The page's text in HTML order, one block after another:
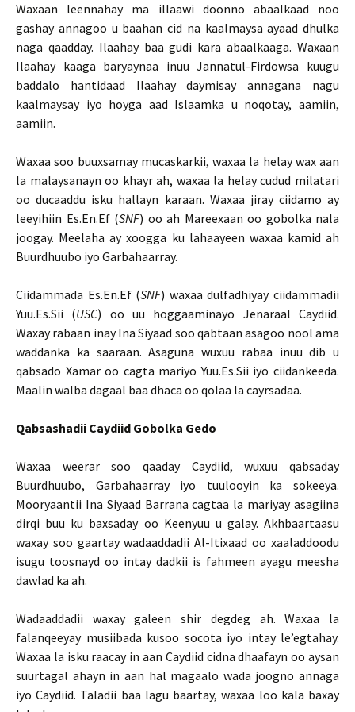
Waxaan leennahay ma illaawi doonno abaalkaad noo
gashay annagoo u baahan cid na kaalmaysa ayaad dhulka
naga qaadday. Ilaahay baa gudi kara abaalkaaga. Waxaan
Ilaahay kaaga baryaynaa inuu Jannatul-Firdowsa kuugu
baddalo hantidaad Ilaahay daymisay annagana nagu
kaalmaysay iyo hoyga aad Islaamka u noqotay, aamiin,
aamiin.
Waxaa soo buuxsamay mucaskarkii, waxaa la helay wax aan
la malaysanayn oo khayr ah, waxaa la helay cudud milatari
oo ducaaddu isku hallayn karaan. Waxaa jiray ciidamo ay
leeyihiin Es.En.Ef (SNF) oo ah Mareexaan oo gobolka nala
joogay. Meelaha ay xoogga ku lahaayeen waxaa kamid ah
Buurdhuubo iyo Garbahaarray.
Ciidammada Es.En.Ef (SNF) waxaa dulfadhiyay ciidammadii
Yuu.Es.Sii (USC) oo uu hoggaaminayo Jenaraal Caydiid.
Waxay rabaan inay Ina Siyaad soo qabtaan asagoo nool ama
waddanka ka saaraan. Asaguna wuxuu rabaa inuu dib u
qabsado Xamar oo cagta mariyo Yuu.Es.Sii iyo ciidankeeda.
Maalin walba dagaal baa dhaca oo qolaa la cayrsadaa.
Qabsashadii Caydiid Gobolka Gedo
Waxaa weerar soo qaaday Caydiid, wuxuu qabsaday
Buurdhuubo, Garbahaarray iyo tuulooyin ka sokeeya.
Mooryaantii Ina Siyaad Barrana cagtaa la mariyay asagiina
dirqi buu ku baxsaday oo Keenyuu u galay. Akhbaartaasu
waxay soo gaartay wadaaddadii Al-Itixaad oo xaaladdoodu
isugu toosnayd oo intay dadkii is fahmeen ayagu meesha
dawlad ka ah.
Wadaaddadii waxay galeen shir degdeg ah. Waxaa la
falanqeeyay musiibada kusoo socota iyo intay le’egtahay.
Waxaa la isku raacay in aan Caydiid cidna dhaafayn oo aysan
suurtagal ahayn in aan hal magaalo wada joogno annaga
iyo Caydiid. Taladii baa lagu baartay, waxaa loo kala baxay